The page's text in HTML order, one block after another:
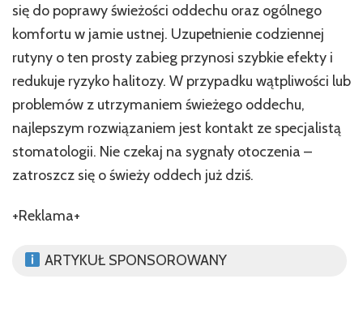
się do poprawy świeżości oddechu oraz ogólnego
komfortu w jamie ustnej. Uzupełnienie codziennej
rutyny o ten prosty zabieg przynosi szybkie efekty i
redukuje ryzyko halitozy. W przypadku wątpliwości lub
problemów z utrzymaniem świeżego oddechu,
najlepszym rozwiązaniem jest kontakt ze specjalistą
stomatologii. Nie czekaj na sygnały otoczenia –
zatroszcz się o świeży oddech już dziś.
+Reklama+
ARTYKUŁ SPONSOROWANY